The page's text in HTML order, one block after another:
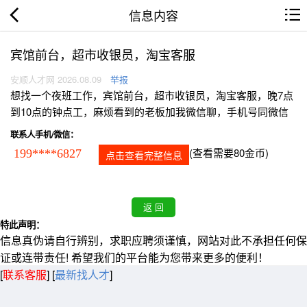
信息内容
宾馆前台，超市收银员，淘宝客服
安顺人才网 2026.08.09 举报
想找一个夜班工作，宾馆前台，超市收银员，淘宝客服，晚7点
到10点的钟点工，麻烦看到的老板加我微信聊，手机号同微信
联系人手机/微信：
199****6827 点击查看完整信息 (查看需要80金币)
特此声明：
信息真伪请自行辨别，求职应聘须谨慎，网站对此不承担任何保
证或连带责任! 希望我们的平台能为您带来更多的便利！
[联系客服] [最新找人才]